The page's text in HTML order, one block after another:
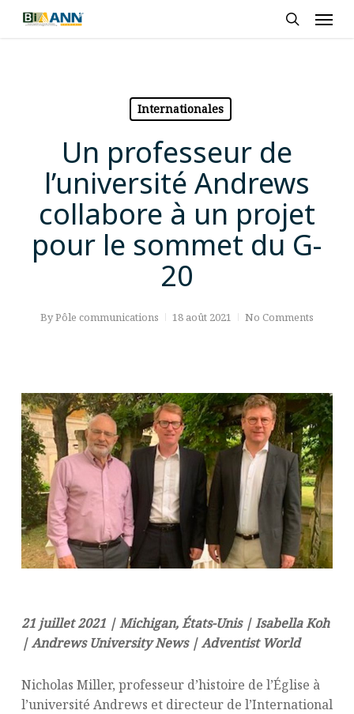
Skip
Internationales
Un professeur de
l’université Andrews
collabore à un projet
pour le sommet du G-
20
ByPôle communications 18 août 2021 No Comments
21 juillet 2021 | Michigan, États-Unis | Isabella Koh
| Andrews University News | Adventist World
Nicholas Miller, professeur d’histoire de l’Église à
l’université Andrews et directeur de l’International